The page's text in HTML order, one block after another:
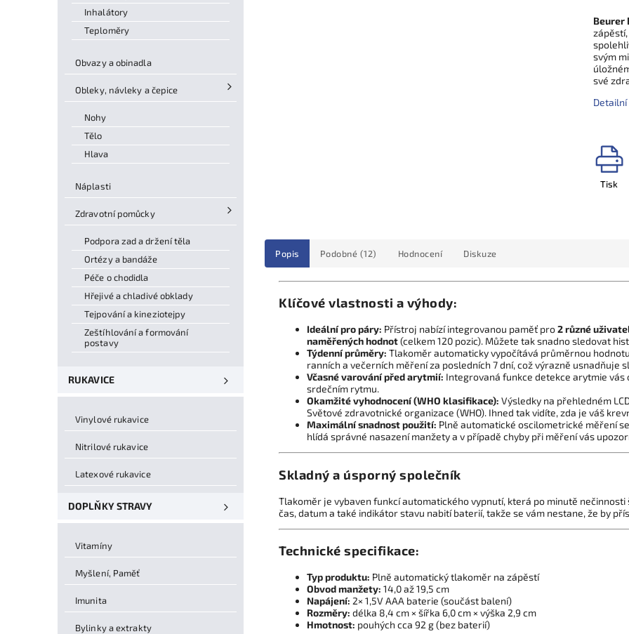
Inhalátory
Teploměry
Obvazy a obinadla
Obleky, návleky a čepice
Nohy
Tělo
Hlava
Náplasti
Zdravotní pomůcky
Podpora zad a držení těla
Ortézy a bandáže
Péče o chodidla
Hřejivé a chladivé obklady
Tejpování a kineziotejpy
Zeštíhlování a formování
postavy
RUKAVICE
Vinylové rukavice
Nitrilové rukavice
Latexové rukavice
DOPLŇKY STRAVY
Vitamíny
Myšlení, Paměť
Imunita
Bylinky a extrakty
Beurer
svým
své
Tisk
Popis Podobné (12) Hodnocení Diskuze
Klíčové vlastnosti a výhody:
Ideální pro páry: Přístroj nabízí integrovanou paměť pro2 různé
naměřených hodnot(celkem 120 pozic). Můžete tak snadno sledovat
Týdenní průměry: Tlakoměr automaticky vypočítává průměrnou
ranních a večerních měření za posledních 7 dní, což výrazně usnadňuje
Včasné varování před arytmií: Integrovaná funkce detekce arytmie
srdečním rytmu.
Okamžité vyhodnocení (WHO klasifikace): Výsledky na přehledném
Světové zdravotnické organizace (WHO). Ihned tak vidíte, zda je váš
Maximální snadnost použití: Plně automatické oscilometrické měření
hlídá správné nasazení manžety a v případě chyby při měření vás
Skladný a úsporný společník
Tlakoměr je vybaven funkcí automatického vypnutí, která po minutě
čas, datum a také indikátor stavu nabití baterií, takže se vám nestane, že by
Technické specifikace:
Typ produktu: Plně automatický tlakoměr na zápěstí
Obvod manžety: 14,0 až 19,5 cm
Napájení: 2× 1,5V AAA baterie (součást balení)
Rozměry: délka 8,4 cm × šířka 6,0 cm × výška 2,9 cm
Hmotnost: pouhých cca 92 g (bez baterií)